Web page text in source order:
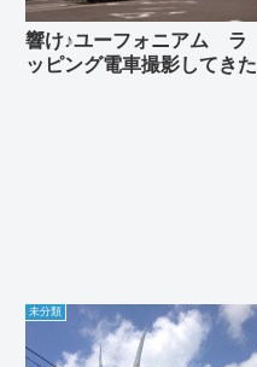
響け♪ユーフォニアム ラ
ッピング電車撮影してきた
未分類